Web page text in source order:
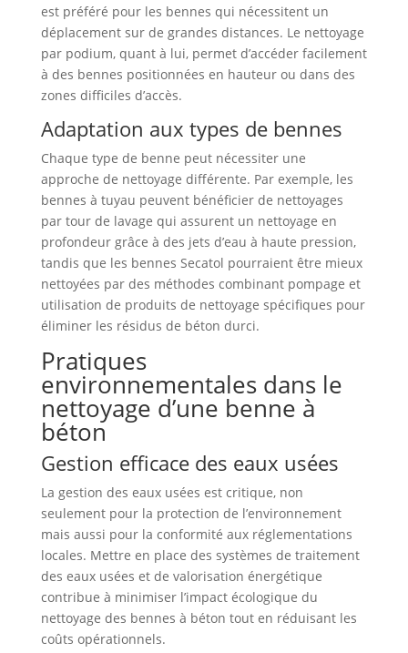
est préféré pour les bennes qui nécessitent un
déplacement sur de grandes distances. Le nettoyage
par podium, quant à lui, permet d’accéder facilement
à des bennes positionnées en hauteur ou dans des
zones difficiles d’accès.
Adaptation aux types de bennes
Chaque type de benne peut nécessiter une
approche de nettoyage différente. Par exemple, les
bennes à tuyau peuvent bénéficier de nettoyages
par tour de lavage qui assurent un nettoyage en
profondeur grâce à des jets d’eau à haute pression,
tandis que les bennes Secatol pourraient être mieux
nettoyées par des méthodes combinant pompage et
utilisation de produits de nettoyage spécifiques pour
éliminer les résidus de béton durci.
Pratiques
environnementales dans le
nettoyage d’une benne à
béton
Gestion efficace des eaux usées
La gestion des eaux usées est critique, non
seulement pour la protection de l’environnement
mais aussi pour la conformité aux réglementations
locales. Mettre en place des systèmes de traitement
des eaux usées et de valorisation énergétique
contribue à minimiser l’impact écologique du
nettoyage des bennes à béton tout en réduisant les
coûts opérationnels.